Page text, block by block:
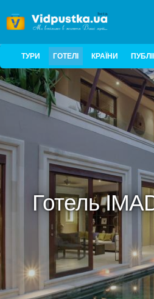
ТУРИ ГОТЕЛІ КРАЇНИ
Готель